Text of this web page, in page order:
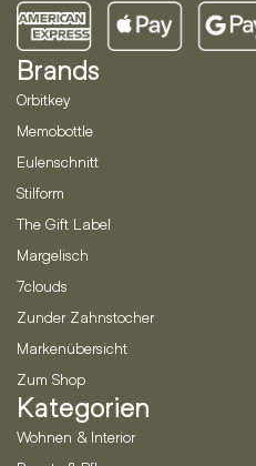
Brands
Orbitkey
Memobottle
Eulenschnitt
Stilform
The Gift Label
Margelisch
7clouds
Zunder Zahnstocher
Markenübersicht
Zum Shop
Kategorien
Wohnen & Interior